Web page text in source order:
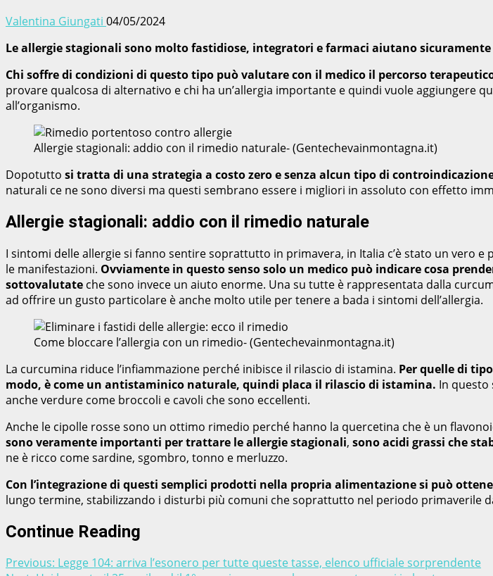
Valentina Giungati 04/05/2024
Le allergie stagionali sono molto fastidiose, integratori e farmaci aiutano
Chi soffre di condizioni di questo tipo può valutare con il medico il percorso
provare qualcosa di alternativo e chi ha un’allergia importante e quindi vuole
all’organismo.
Allergie stagionali: addio con il rimedio naturale- (Gentechevainmontagna.it)
Dopotutto si tratta di una strategia a costo zero e senza alcun tipo di
naturali ce ne sono diversi ma questi sembrano essere i migliori in assoluto con effetto
Allergie stagionali: addio con il rimedio naturale
I sintomi delle allergie si fanno sentire soprattutto in primavera, in Italia c’è stato un
le manifestazioni. Ovviamente in questo senso solo un medico può indicare cosa
sottovalutate che sono invece un aiuto enorme. Una su tutte è rappresentata dalla
ad offrire un gusto particolare è anche molto utile per tenere a bada i sintomi dell’allergia.
Come bloccare l’allergia con un rimedio- (Gentechevainmontagna.it)
La curcumina riduce l’infiammazione perché inibisce il rilascio di istamina. Per quelle di
modo, è come un antistaminico naturale, quindi placa il rilascio di istamina. In questo
anche verdure come broccoli e cavoli che sono eccellenti.
Anche le cipolle rosse sono un ottimo rimedio perché hanno la quercetina che è un
sono veramente importanti per trattare le allergie stagionali, sono acidi grassi che
ne è ricco come sardine, sgombro, tonno e merluzzo.
Con l’integrazione di questi semplici prodotti nella propria alimentazione si può
lungo termine, stabilizzando i disturbi più comuni che soprattutto nel periodo primaverile
Continue Reading
Previous: Legge 104: arriva l’esonero per tutte queste tasse, elenco ufficiale sorprendente